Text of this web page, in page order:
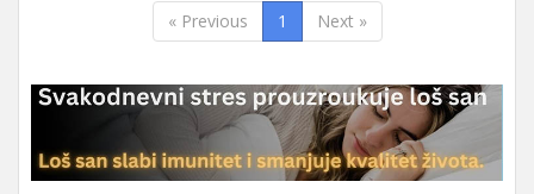
« Previous 1 Next »